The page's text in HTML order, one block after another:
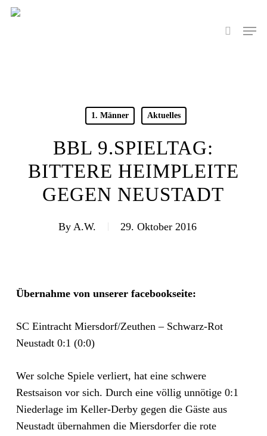
Skip
search
Menu
1. Männer Aktuelles
BBL 9.SPIELTAG:
BITTERE HEIMPLEITE
GEGEN NEUSTADT
By A.W. 29. Oktober 2016
Übernahme von unserer facebookseite:
SC Eintracht Miersdorf/Zeuthen – Schwarz-Rot
Neustadt 0:1 (0:0)
Wer solche Spiele verliert, hat eine schwere
Restsaison vor sich. Durch eine völlig unnötige 0:1
Niederlage im Keller-Derby gegen die Gäste aus
Neustadt übernahmen die Miersdorfer die rote